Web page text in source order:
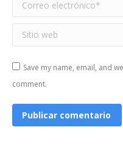
Sitio web
Save my name, email, and
comment.
Publicar comentario